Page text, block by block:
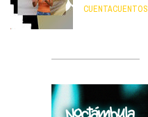
CUENTACUENTOS